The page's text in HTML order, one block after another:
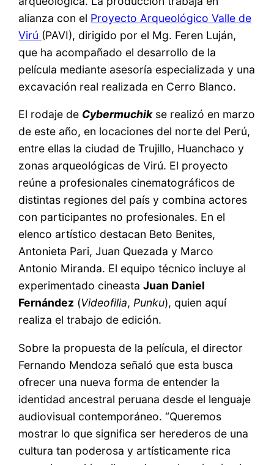
alianza con el Proyecto Arqueológico Valle de
Virú (PAVI), dirigido por el Mg. Feren Luján,
que ha acompañado el desarrollo de la
película mediante asesoría especializada y una
excavación real realizada en Cerro Blanco.
El rodaje de Cybermuchikse realizó en marzo
de este año, en locaciones del norte del Perú,
entre ellas la ciudad de Trujillo, Huanchaco y
zonas arqueológicas de Virú. El proyecto
reúne a profesionales cinematográficos de
distintas regiones del país y combina actores
con participantes no profesionales. En el
elenco artístico destacan Beto Benites,
Antonieta Pari, Juan Quezada y Marco
Antonio Miranda. El equipo técnico incluye al
experimentado cineastaJuan Daniel
Fernández (Videofilia,Punku), quien aquí
realiza el trabajo de edición.
Sobre la propuesta de la película, el director
Fernando Mendoza señaló que esta busca
ofrecer una nueva forma de entender la
identidad ancestral peruana desde el lenguaje
audiovisual contemporáneo. “Queremos
mostrar lo que significa ser herederos de una
cultura tan poderosa y artísticamente rica